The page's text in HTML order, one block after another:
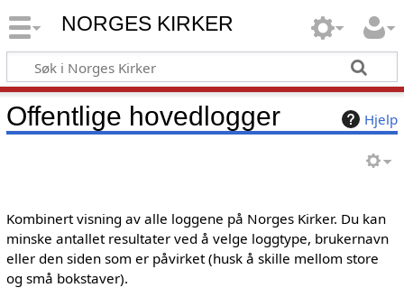
NORGES KIRKER
Hjelp
Offentlige hovedlogger
Kombinert visning av alle loggene på Norges Kirker. Du kan
minske antallet resultater ved å velge loggtype, brukernavn
eller den siden som er påvirket (husk å skille mellom store
og små bokstaver).